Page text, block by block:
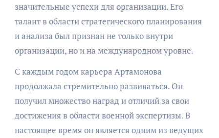
значительные успехи для организации. Его
талант в области стратегического планирования
и анализа был признан не только внутри
организации, но и на международном уровне.
С каждым годом карьера Артамонова
продолжала стремительно развиваться. Он
получил множество наград и отличий за свои
достижения в области военной экспертизы. В
настоящее время он является одним из ведущих